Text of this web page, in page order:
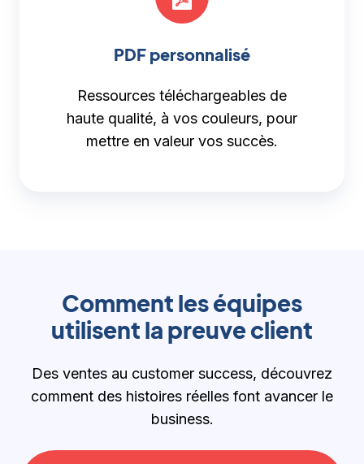
PDF personnalisé
Ressources téléchargeables de
haute qualité, à vos couleurs, pour
mettre en valeur vos succès.
Comment les équipes
utilisent la preuve client
Des ventes au customer success, découvrez
comment des histoires réelles font avancer le
business.